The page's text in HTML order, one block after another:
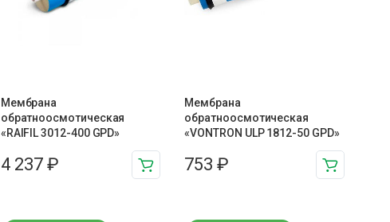
Мембрана
обратноосмотическая
«RAIFIL 3012-400 GPD»
4 237 ₽
Мембрана
обратноосмотическая
«VONTRON ULP 1812-50 GPD»
753₽